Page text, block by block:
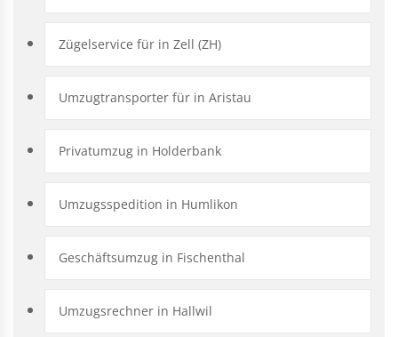
Zügelservice für in Zell (ZH)
Umzugtransporter für in Aristau
Privatumzug in Holderbank
Umzugsspedition in Humlikon
Geschäftsumzug in Fischenthal
Umzugsrechner in Hallwil